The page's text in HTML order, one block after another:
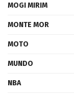
MOGI MIRIM
MONTE MOR
MOTO
MUNDO
NBA